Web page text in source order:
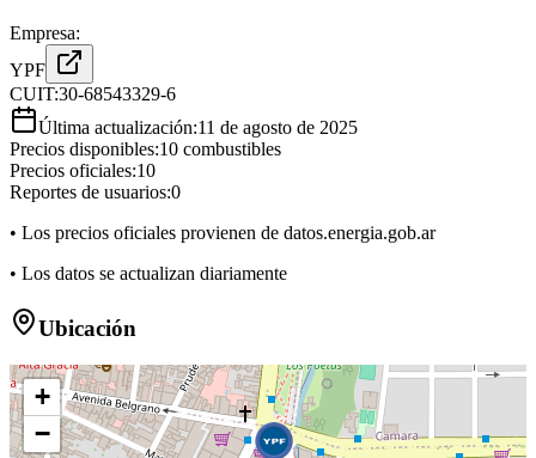
Empresa:
YPF
CUIT:30-68543329-6
Última actualización:11 de agosto de 2025
Precios disponibles:10 combustibles
Precios oficiales:10
Reportes de usuarios:0
• Los precios oficiales provienen de datos.energia.gob.ar
• Los datos se actualizan diariamente
Ubicación
+
−